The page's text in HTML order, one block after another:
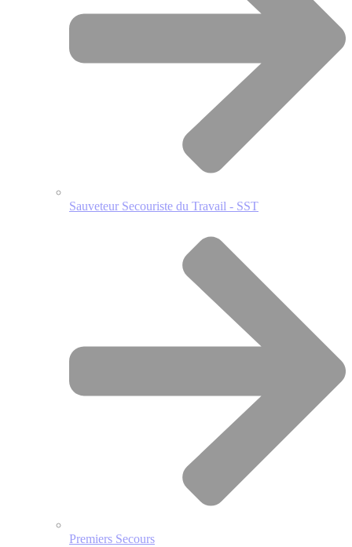
Sauveteur Secouriste du Travail - SST
Premiers Secours